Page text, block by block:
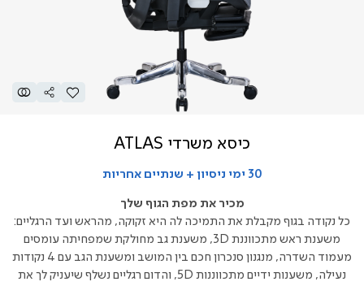
כיסא משרדי ATLAS
30 ימי ניסיון + שנתיים אחריות
מכיר את מפת הגוף שלך
כל נקודה בגוף מקבלת את התמיכה לה היא זקוקה, מהראש ועד הרגליים:
משענת ראש מתכווננת 3D, משענת גב מחולקת שמפחיתה עומסים
מעמוד השדרה, מנגנון סנכרון חכם בין המושב ומשענת הגב עם 4 נקודות
נעילה, משענות ידיים מתכווננות 5D, והדום רגליים נשלף שיעניק לך את